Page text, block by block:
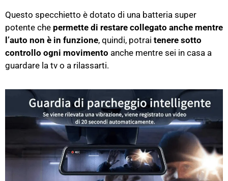
Questo specchietto è dotato di una batteria super
potente che permette di restare collegato anche mentre
l’auto non è in funzione, quindi, potrai tenere sotto
controllo ogni movimento anche mentre sei in casa a
guardare la tv o a rilassarti.